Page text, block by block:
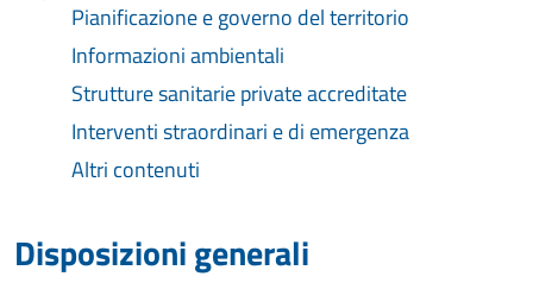
Pianificazione e governo del territorio
Informazioni ambientali
Strutture sanitarie private accreditate
Interventi straordinari e di emergenza
Altri contenuti
Disposizioni generali